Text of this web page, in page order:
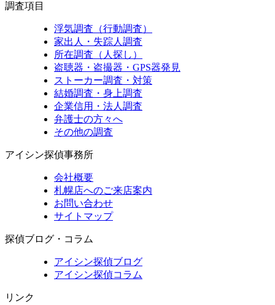
調査項目
浮気調査（行動調査）
家出人・失踪人調査
所在調査（人探し）
盗聴器・盗撮器・GPS器発見
ストーカー調査・対策
結婚調査・身上調査
企業信用・法人調査
弁護士の方々へ
その他の調査
アイシン探偵事務所
会社概要
札幌店へのご来店案内
お問い合わせ
サイトマップ
探偵ブログ・コラム
アイシン探偵ブログ
アイシン探偵コラム
リンク